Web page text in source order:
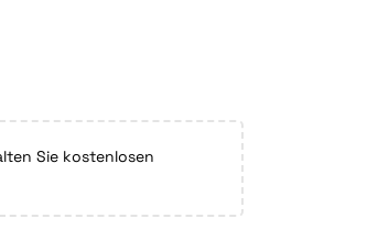
Sie kostenlosen